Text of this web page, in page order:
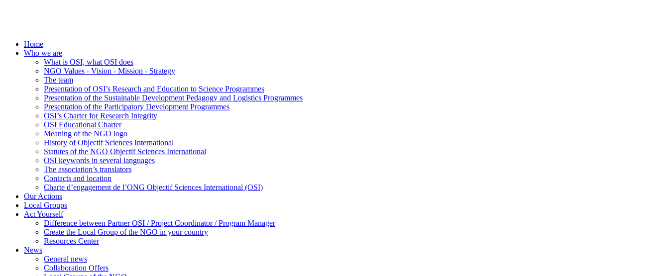
Home
Who we are
What is OSI, what OSI does
NGO Values - Vision - Mission - Strategy
The team
Presentation of OSI’s Research and Education to Science Programmes
Presentation of the Sustainable Development Pedagogy and Logistics Programmes
Presentation of the Participatory Development Programmes
OSI’s Charter for Research Integrity
OSI Educational Charter
Meaning of the NGO logo
History of Objectif Sciences International
Statutes of the NGO Objectif Sciences International
OSI keywords in several languages
The association’s translators
Contacts and location
Charte d’engagement de l’ONG Objectif Sciences International (OSI)
Our Actions
Local Groups
Act Yourself
Difference between Partner OSI / Project Coordinator / Program Manager
Create the Local Group of the NGO in your country
Resources Center
News
General news
Collaboration Offers